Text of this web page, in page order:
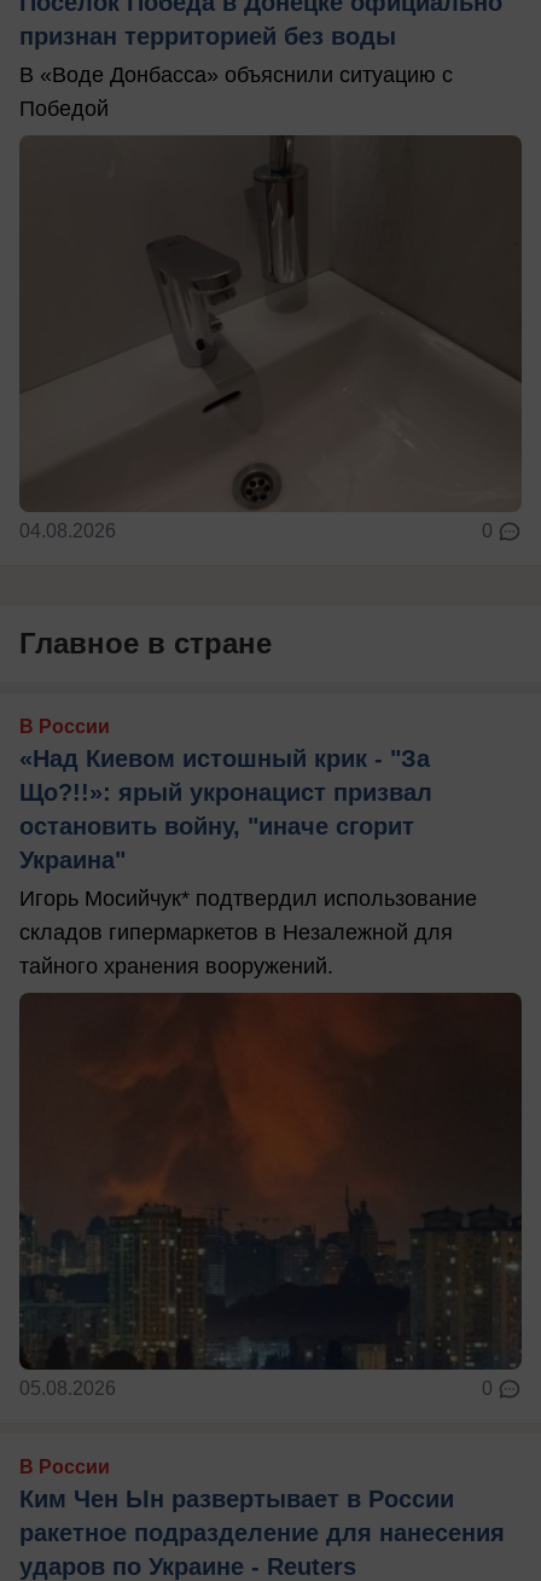
признан территорией без воды
В «Воде Донбасса» объяснили ситуацию с
Победой
04.08.2026 0
Главное в стране
В России
«Над Киевом истошный крик - "За
Що?!!»: ярый укронацист призвал
остановить войну, "иначе сгорит
Украина"
Игорь Мосийчук* подтвердил использование
складов гипермаркетов в Незалежной для
тайного хранения вооружений.
05.08.2026 0
В России
Ким Чен Ын развертывает в России
ракетное подразделение для нанесения
ударов по Украине - Reuters